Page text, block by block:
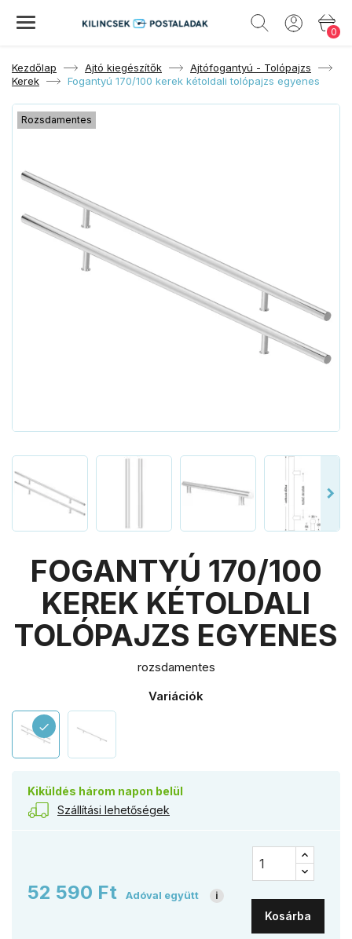
0
Kezdőlap Ajtó kiegészítők
Ajtófogantyú - Tolópajzs
Kerek
Fogantyú 170/100 kerek kétoldali tolópajzs egyenes
Rozsdamentes
FOGANTYÚ 170/100
KEREK KÉTOLDALI
TOLÓPAJZS EGYENES
rozsdamentes
Variációk
check
Kiküldés három napon belül
Szállítási lehetőségek
52 590 Ft Adóval együtt i
Kosárba